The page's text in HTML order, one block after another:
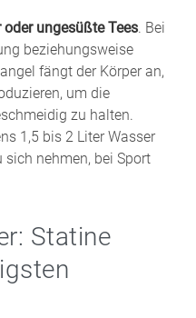
ungesüßte Tees. Bei
beziehungsweise
fängt der Körper an,
um die
zu halten.
1,5 bis 2 Liter Wasser
sich nehmen, bei Sport
Statine